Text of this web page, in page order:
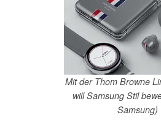
Mit der Thom Browne
will Samsung Stil
Samsung)